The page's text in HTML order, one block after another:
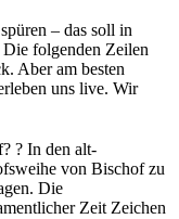
– das soll in
Die folgenden Zeilen
Aber am besten
uns live. Wir
? In den alt-
von Bischof zu
Die
Zeit Zeichen